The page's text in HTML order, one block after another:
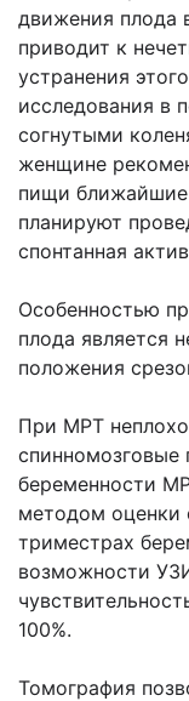
движения плода
приводит к
устранения
исследования в
согнутыми
женщине
пищи
планируют
спонтанная
Особенностью
плода является
положения
При МРТ
беременности
методом оценки
триместрах
возможности
100%.
Томография